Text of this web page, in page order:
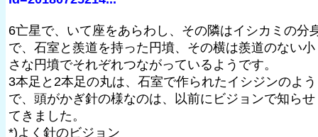
6亡星で、いて座をあらわし、その隣はイシカミの分
で、石室と羨道を持った円墳、その横は羨道のない小
さな円墳でそれぞれつながっているようです。
3本足と2本足の丸は、石室で作られたイシジンのよう
で、頭がかぎ針の様なのは、以前にビジョンで知らせ
てきました。
*)よく針のビジョン